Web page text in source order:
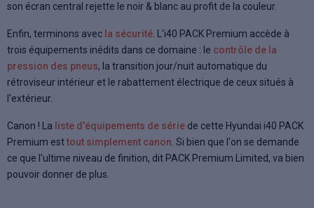
son écran central rejette le noir & blanc au profit de la couleur.
Enfin, terminons avec la sécurité. L'i40 PACK Premium accède à
trois équipements inédits dans ce domaine : le contrôle de la
pression des pneus, la transition jour/nuit automatique du
rétroviseur intérieur et le rabattement électrique de ceux situés à
l'extérieur.
Canon ! La liste d'équipements de série de cette Hyundai i40 PACK
Premium esttout simplement canon. Si bien que l'on se demande
ce que l'ultime niveau de finition, dit PACK Premium Limited, va bien
pouvoir donner de plus.